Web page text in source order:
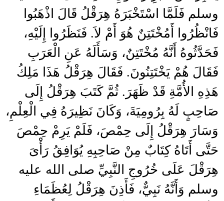
وسلم فَلَمَّا اسْتَخْبَرَهُ هِرَقْلُ قَالَ اذْهَبُوا
فَانْظُرُوا أَمُخْتَتِنٌ هُوَ أَمْ لاَ‏.‏ فَنَظَرُوا إِلَيْهِ،
فَحَدَّثُوهُ أَنَّهُ مُخْتَتِنٌ، وَسَأَلَهُ عَنِ الْعَرَبِ
فَقَالَ هُمْ يَخْتَتِنُونَ‏.‏ فَقَالَ هِرَقْلُ هَذَا مَلِكُ
هَذِهِ الأُمَّةِ قَدْ ظَهَرَ‏.‏ ثُمَّ كَتَبَ هِرَقْلُ إِلَى
صَاحِبٍ لَهُ بِرُومِيَةَ، وَكَانَ نَظِيرَهُ فِي الْعِلْمِ،
وَسَارَ هِرَقْلُ إِلَى حِمْصَ، فَلَمْ يَرِمْ حِمْصَ
حَتَّى أَتَاهُ كِتَابٌ مِنْ صَاحِبِهِ يُوَافِقُ رَأْىَ
هِرَقْلَ عَلَى خُرُوجِ النَّبِيِّ صلى الله عليه
وسلم وَأَنَّهُ نَبِيٌّ، فَأَذِنَ هِرَقْلُ لِعُظَمَاءِ